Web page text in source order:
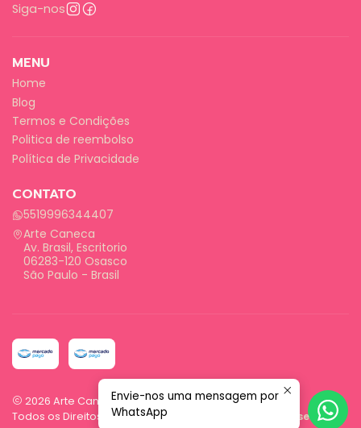
Siga-nos
MENU
Home
Blog
Termos e Condições
Politica de reembolso
Política de Privacidade
CONTATO
5519996344407
Arte Caneca
Av. Brasil, Escritorio
06283-120 Osasco
São Paulo - Brasil
2026 Arte Caneca.
Todos os Direitos Reservados.
Com tecnologia Jumpseller.
Envie-nos uma mensagem por
WhatsApp